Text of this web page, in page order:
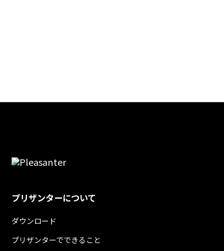
プリザンターについて
ダウンロード
プリザンターでできること